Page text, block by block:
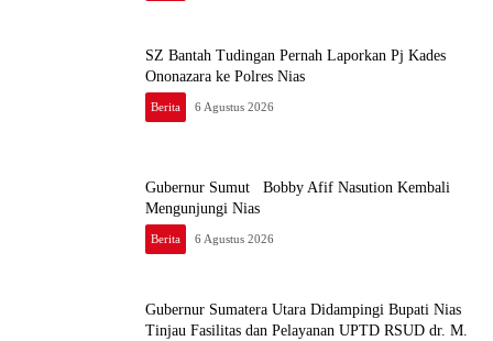
SZ Bantah Tudingan Pernah Laporkan Pj Kades
Ononazara ke Polres Nias
Berita 6 Agustus 2026
Gubernur Sumut Bobby Afif Nasution Kembali
Mengunjungi Nias
Berita 6 Agustus 2026
Gubernur Sumatera Utara Didampingi Bupati Nias
Tinjau Fasilitas dan Pelayanan UPTD RSUD dr. M.